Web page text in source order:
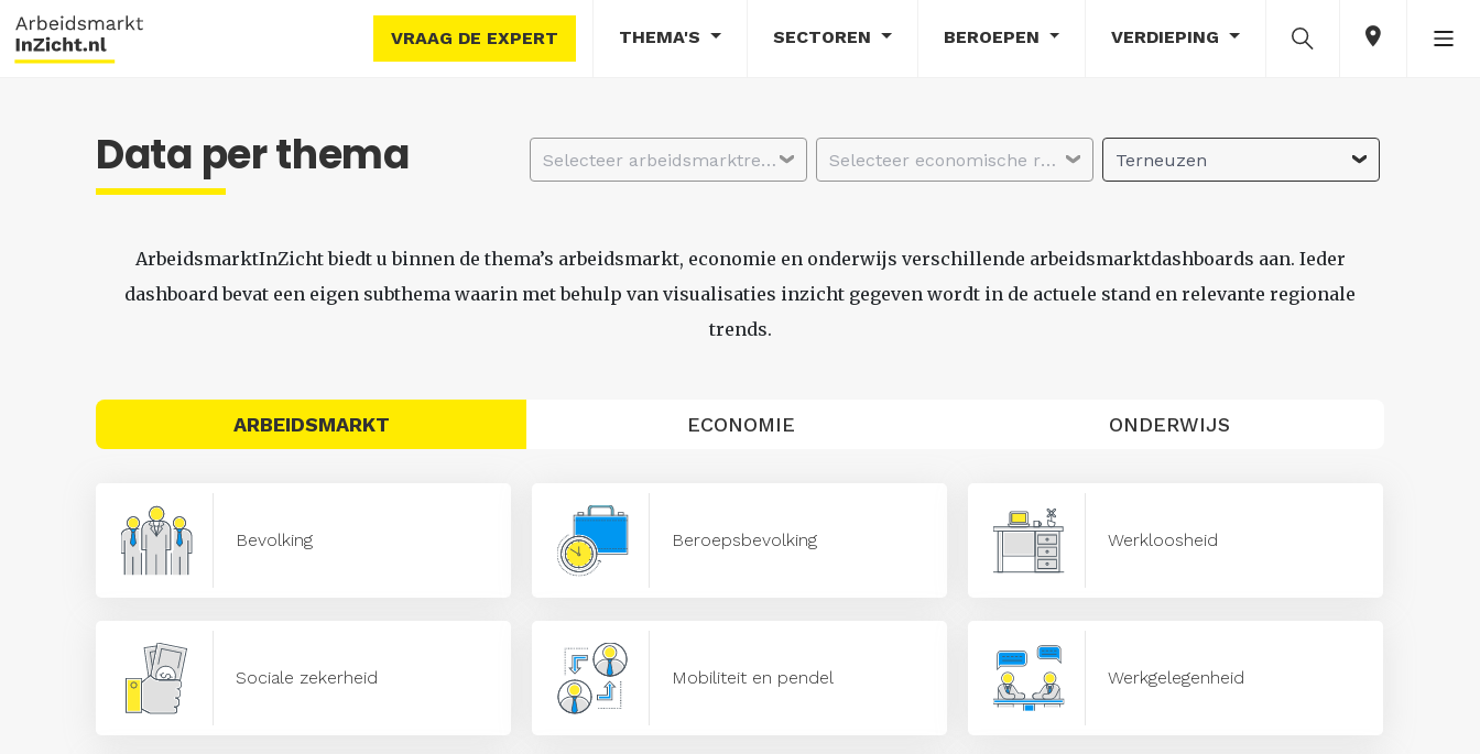
VRAAG DE EXPERT THEMA'S SECTOREN BEROEPEN VERDIEPING
Data per thema Selecteer arbeidsmarktregio Selecteer economische regio Terneuzen
ArbeidsmarktInZicht biedt u binnen de thema’s arbeidsmarkt, economie en onderwijs verschillende arbeidsmarktdashboards aan. Ieder
dashboard bevat een eigen subthema waarin met behulp van visualisaties inzicht gegeven wordt in de actuele stand en relevante regionale
trends.
ARBEIDSMARKT ECONOMIE ONDERWIJS
Bevolking Beroepsbevolking Werkloosheid
Sociale zekerheid Mobiliteit en pendel Werkgelegenheid